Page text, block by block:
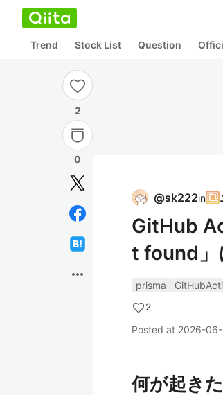
Trend Stock List Question
2
0
more_horiz
@sk222in
GitHub
t found」
prisma
2
Posted at 2026-
何が起き